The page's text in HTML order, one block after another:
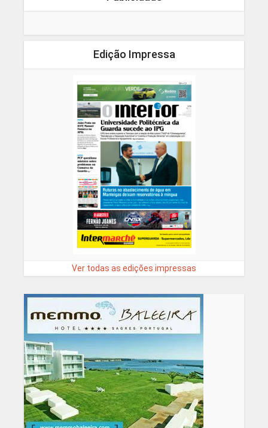
Edição Impressa
Ver todas as edições impressas